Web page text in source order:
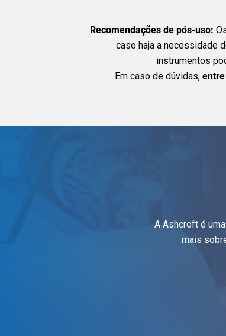
Recomendações de pós-uso:
caso haja a necessidade
instrumentos
Em caso de dúvidas,
A Ashcroft é
mais